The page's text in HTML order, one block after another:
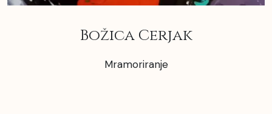
Božica Cerjak
Mramoriranje